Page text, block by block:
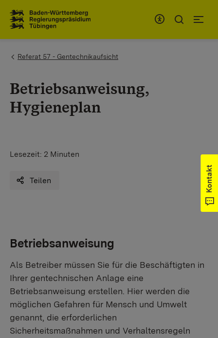
You are here:
Referat 57 - Gentechnikaufsicht
Lesezeit: 2 Minuten
Teilen
Betriebsanweisung,
Hygieneplan
Betriebsanweisung
Als Betreiber müssen Sie für die Beschäftigten in
Ihrer gentechnischen Anlage eine
Betriebsanweisung erstellen. Hier werden die
möglichen Gefahren für Mensch und Umwelt
genannt, die erforderlichen
Sicherheitsmaßnahmen und Verhaltensregeln
Kontakt